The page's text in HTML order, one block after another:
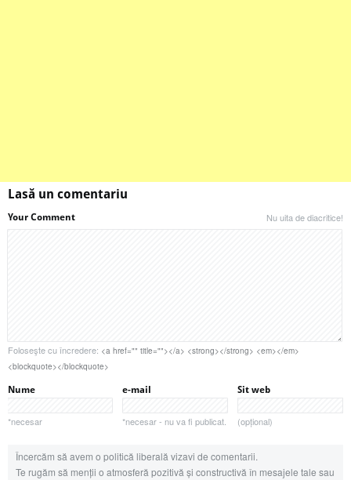
Lasă un comentariu
Your Comment Nu uita de diacritice!
Foloseşte cu încredere: <a href="" title=""></a> <strong></strong> <em></em>
<blockquote></blockquote>
Nume
*necesar
e-mail
*necesar - nu va fi publicat.
Sit web
(opțional)
Încercăm să avem o politică liberală vizavi de comentarii.
Te rugăm să menții o atmosferă pozitivă și constructivă în mesajele tale sau